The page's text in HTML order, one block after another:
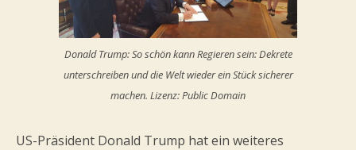
Donald Trump: So schön kann Regieren sein: Dekrete
unterschreiben und die Welt wieder ein Stück sicherer
machen. Lizenz: Public Domain
US-Präsident Donald Trump hat ein weiteres